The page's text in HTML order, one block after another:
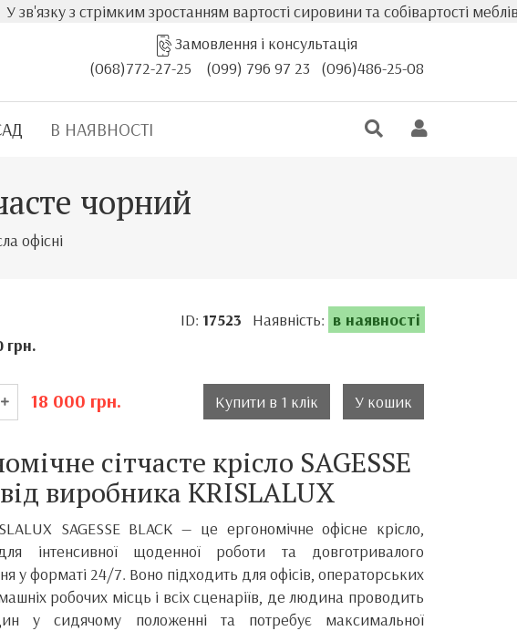
з стрімким зростанням вартості сировини та собівартості меблів,
Замовлення і консультація
(068)772-27-25
(099) 796 97 23 (096)486-25-08
В НАЯВНОСТІ
чорний
офісні
ID: 17523 Наявність: в наявності
грн.
18 000 грн. Купити в 1 клік У кошик
сітчасте крісло SAGESSE
від виробника KRISLALUX
SAGESSE BLACK — це ергономічне офісне крісло,
інтенсивної щоденної роботи та довготривалого
у форматі 24/7. Воно підходить для офісів, операторських
робочих місць і всіх сценаріїв, де людина проводить
у сидячому положенні та потребує максимальної